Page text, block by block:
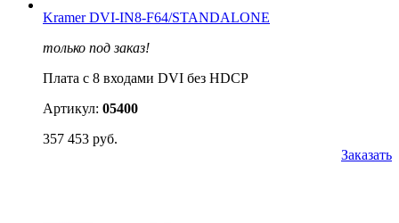
Kramer DVI-IN8-F64/STANDALONE
только под заказ!
Плата c 8 входами DVI без HDCP
Артикул: 05400
357 453 руб.
Заказать